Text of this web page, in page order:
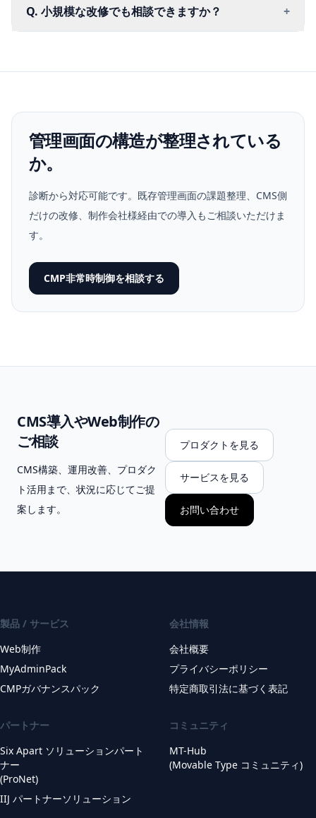
Q. 小規模な改修でも相談できますか？ +
管理画面の構造が整理されている
か。
診断から対応可能です。既存管理画面の課題整理、CMS側
だけの改修、制作会社様経由での導入もご相談いただけま
す。
CMP非常時制御を相談する
CMS導入やWeb制作の
ご相談
CMS構築、運用改善、プロダク
ト活用まで、状況に応じてご提
案します。
プロダクトを見る
サービスを見る
お問い合わせ
製品 / サービス
Web制作
MyAdminPack
CMPガバナンスパック
会社情報
会社概要
プライバシーポリシー
特定商取引法に基づく表記
パートナー
Six Apart ソリューションパート
ナー
(ProNet)
IIJ パートナーソリューション
コミュニティ
MT-Hub
(Movable Type コミュニティ)